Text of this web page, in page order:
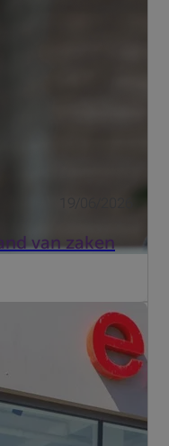
van zaken
Philippe Semal
Beobank PRO